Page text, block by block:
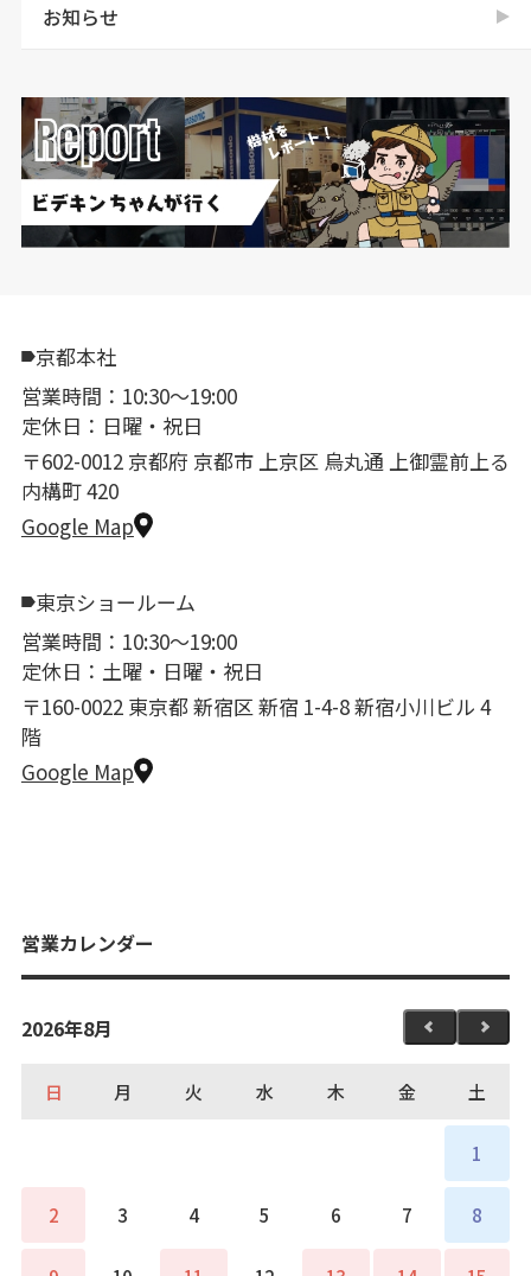
お知らせ
京都本社
営業時間：10:30〜19:00
定休日：日曜・祝日
〒602-0012 京都府 京都市 上京区 烏丸通 上御霊前上る
内構町 420
Google Map
東京ショールーム
営業時間：10:30〜19:00
定休日：土曜・日曜・祝日
〒160-0022 東京都 新宿区 新宿 1-4-8 新宿小川ビル 4
階
Google Map
営業カレンダー
2026年8月
日 月 火 水 木 金 土
1
2 3 4 5 6 7 8